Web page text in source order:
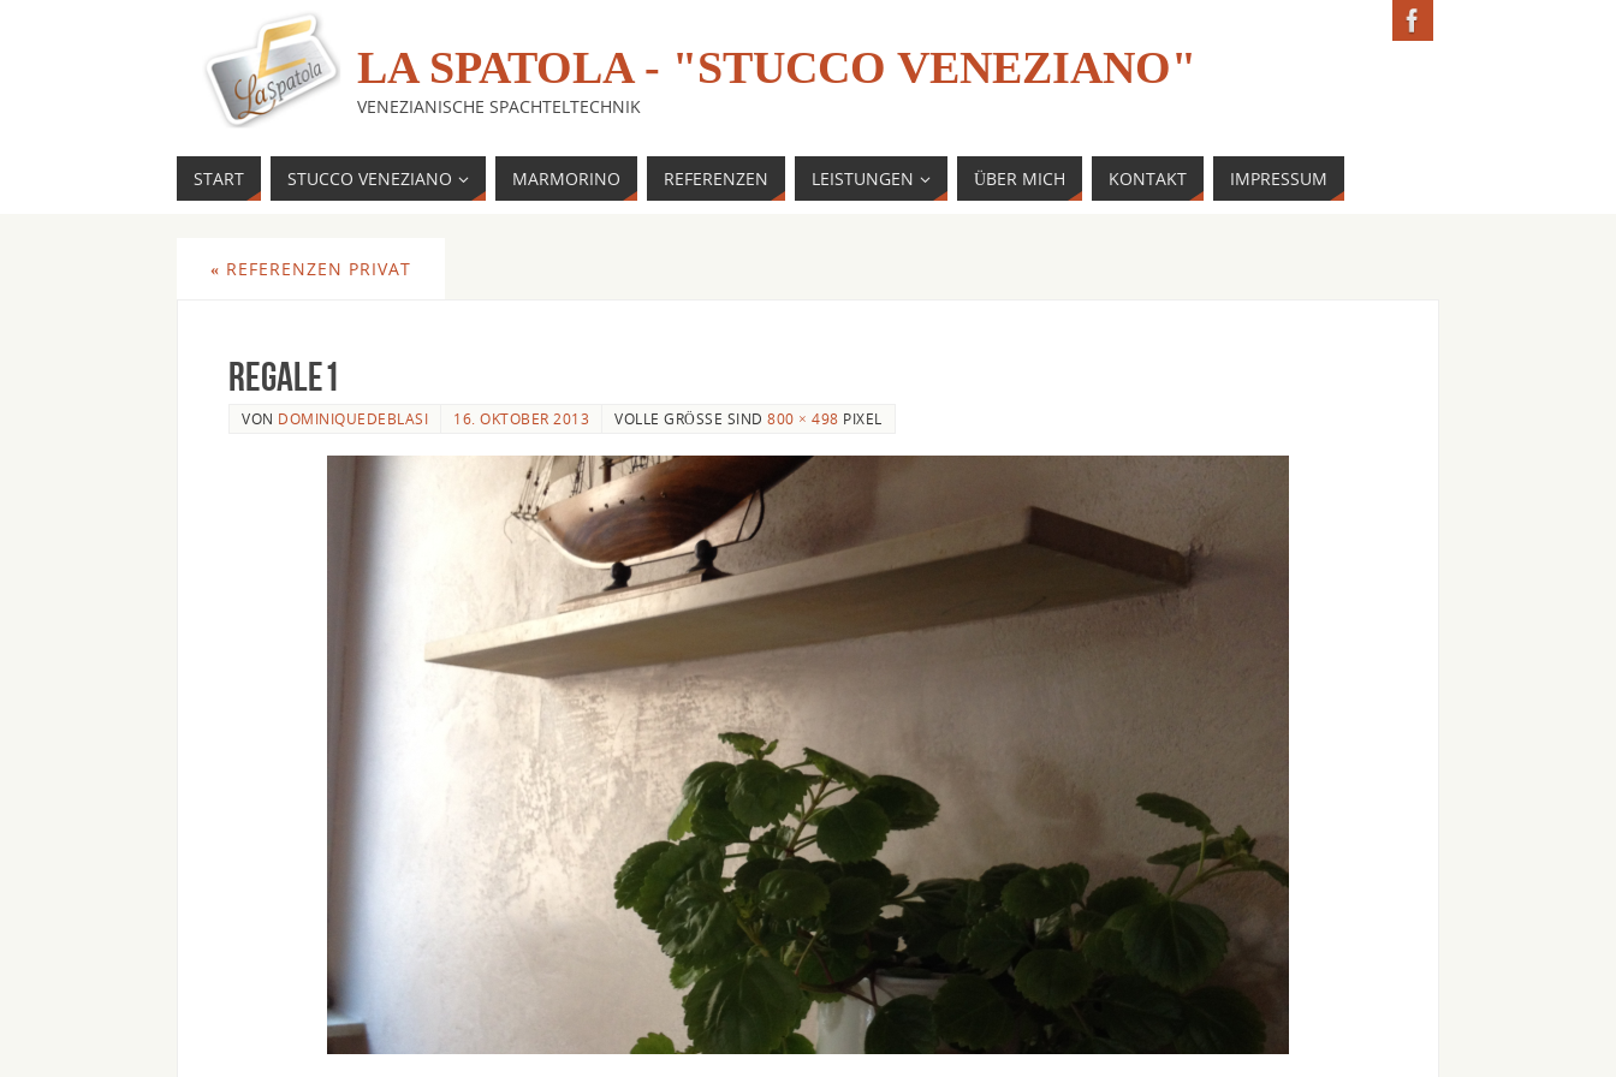
LA SPATOLA - "STUCCO VENEZIANO"
VENEZIANISCHE SPACHTELTECHNIK
START STUCCO VENEZIANO MARMORINO REFERENZEN LEISTUNGEN ÜBER MICH KONTAKT IMPRESSUM
« REFERENZEN PRIVAT
Regale1
VON DOMINIQUEDEBLASI 16. OKTOBER 2013 VOLLE GRÖSSE SIND 800 × 498 PIXEL